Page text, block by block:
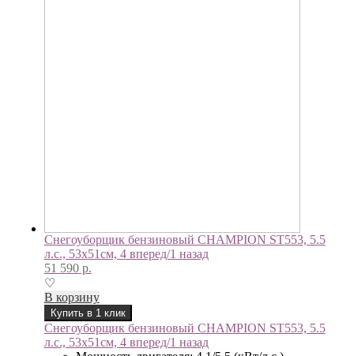
Снегоуборщик бензиновый CHAMPION ST553, 5.5
л.с., 53х51см, 4 вперед/1 назад
51 590р.
♡
В корзину
Купить в 1 клик
Снегоуборщик бензиновый CHAMPION ST553, 5.5
л.с., 53х51см, 4 вперед/1 назад